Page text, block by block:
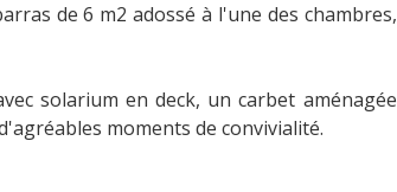
de 6 m2 adossé à l'une des chambres,
solarium en deck, un carbet aménagée
moments de convivialité.